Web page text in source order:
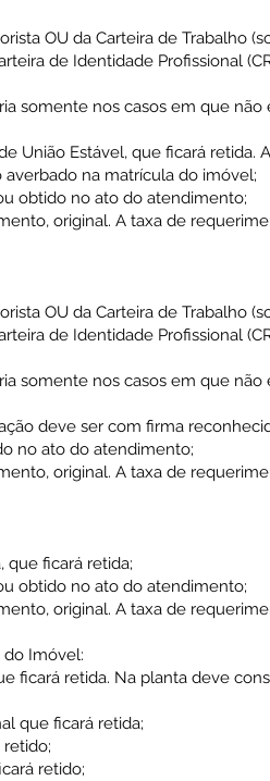
OU da Carteira de Trabalho
de Identidade Profissional
somente nos casos em que não
União Estável, que ficará retida.
na matrícula do imóvel;
obtido no ato do atendimento;
original. A taxa de
OU da Carteira de Trabalho
de Identidade Profissional
somente nos casos em que não
deve ser com firma
no ato do atendimento;
original. A taxa de
que ficará retida;
obtido no ato do atendimento;
original. A taxa de
Imóvel:
ficará retida. Na planta deve
que ficará retida;
retido;